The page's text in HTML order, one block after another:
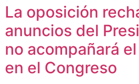
La oposición
anuncios del
no acompañará
en el Congreso